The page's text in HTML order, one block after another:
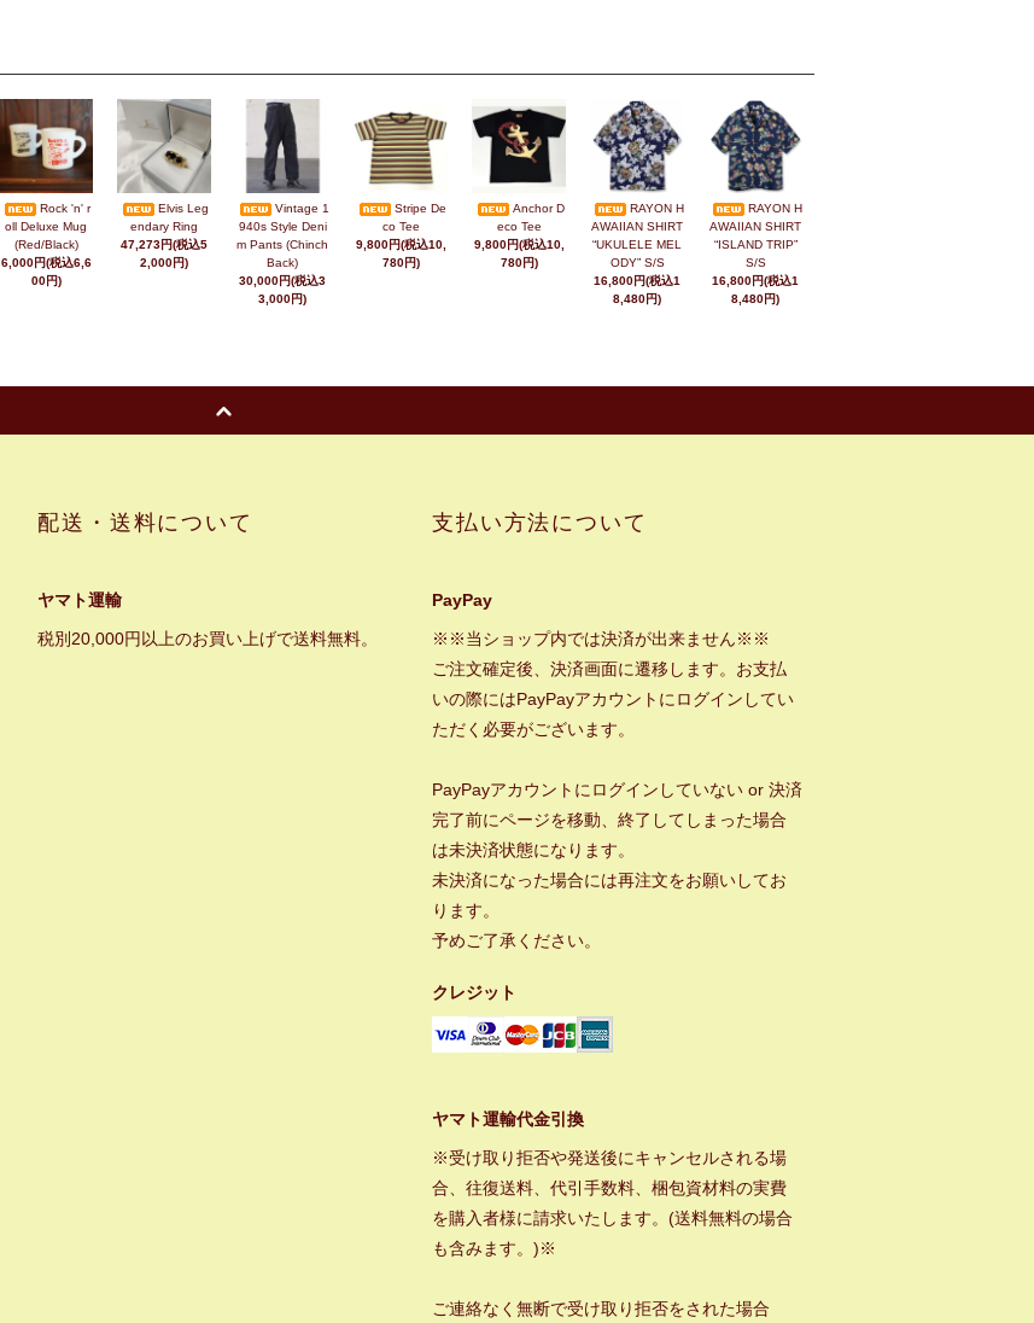
Rock 'n' r
oll Deluxe Mug
(Red/Black)
6,000円(税込6,6
00円)
Elvis Leg
endary Ring
47,273円(税込5
2,000円)
Vintage 1
940s Style Deni
m Pants (Chinch
Back)
30,000円(税込3
3,000円)
Stripe De
co Tee
9,800円(税込10,
780円)
Anchor D
eco Tee
9,800円(税込10,
780円)
RAYON H
AWAIIAN SHIRT
“UKULELE MEL
ODY” S/S
16,800円(税込1
8,480円)
RAYON H
AWAIIAN SHIRT
“ISLAND TRIP”
S/S
16,800円(税込1
8,480円)
配送・送料について
ヤマト運輸
税別20,000円以上のお買い上げで送料無料。
支払い方法について
PayPay
※※当ショップ内では決済が出来ません※※
ご注文確定後、決済画面に遷移します。お支払
いの際にはPayPayアカウントにログインしてい
ただく必要がございます。
PayPayアカウントにログインしていない or 決済
完了前にページを移動、終了してしまった場合
は未決済状態になります。
未決済になった場合には再注文をお願いしてお
ります。
予めご了承ください。
クレジット
ヤマト運輸代金引換
※受け取り拒否や発送後にキャンセルされる場
合、往復送料、代引手数料、梱包資材料の実費
を購入者様に請求いたします。(送料無料の場合
も含みます。)※
ご連絡なく無断で受け取り拒否をされた場合